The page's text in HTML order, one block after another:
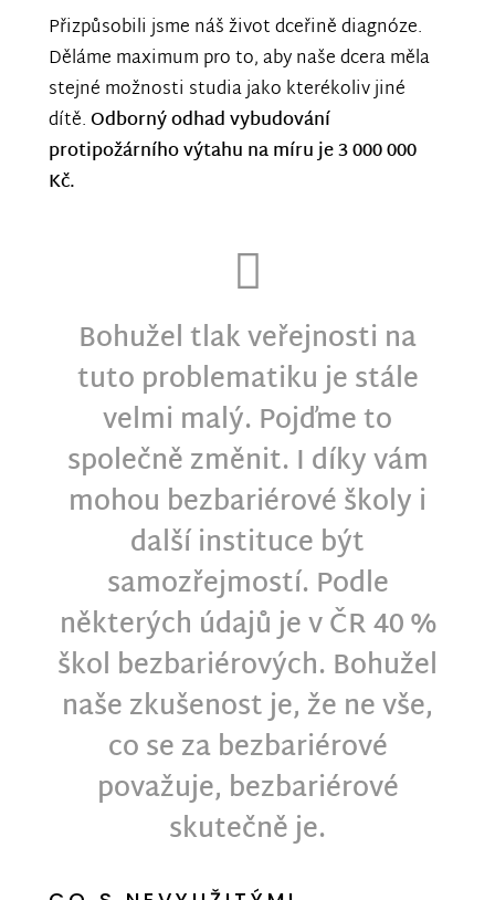
Přizpůsobili jsme náš život dceřině diagnóze.
Děláme maximum pro to, aby naše dcera měla
stejné možnosti studia jako kterékoliv jiné
dítě.Odborný odhad vybudování
protipožárního výtahu na míru je 3 000 000
Kč.
Bohužel tlak veřejnosti na
tuto problematiku je stále
velmi malý. Pojďme to
společně změnit. I díky vám
mohou bezbariérové školy i
další instituce být
samozřejmostí. Podle
některých údajů je v ČR 40 %
škol bezbariérových. Bohužel
naše zkušenost je, že ne vše,
co se za bezbariérové
považuje, bezbariérové
skutečně je.